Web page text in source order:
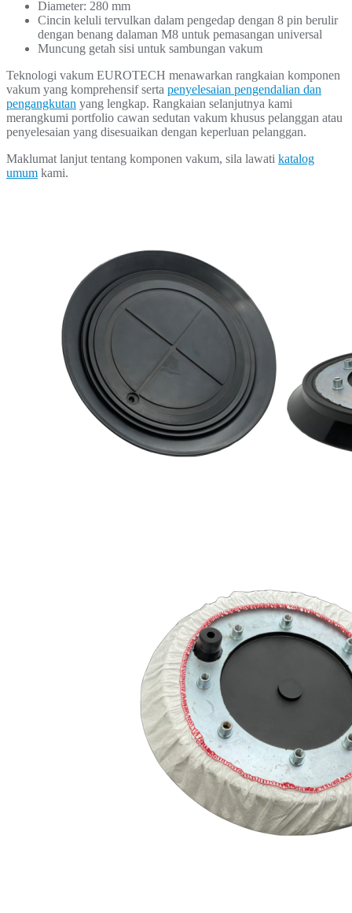
Diameter: 280 mm
Cincin keluli tervulkan dalam pengedap dengan 8 pin berulir
dengan benang dalaman M8 untuk pemasangan universal
Muncung getah sisi untuk sambungan vakum
Teknologi vakum EUROTECH menawarkan rangkaian komponen
vakum yang komprehensif serta penyelesaian pengendalian dan
pengangkutan yang lengkap. Rangkaian selanjutnya kami
merangkumi portfolio cawan sedutan vakum khusus pelanggan atau
penyelesaian yang disesuaikan dengan keperluan pelanggan.
Maklumat lanjut tentang komponen vakum, sila lawati katalog
umum kami.